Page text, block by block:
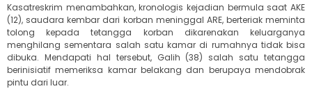
Kasatreskrim menambahkan, kronologis kejadian bermula saat AKE
(12), saudara kembar dari korban meninggal ARE, berteriak meminta
tolong kepada tetangga korban dikarenakan keluarganya
menghilang sementara salah satu kamar di rumahnya tidak bisa
dibuka. Mendapati hal tersebut, Galih (38) salah satu tetangga
berinisiatif memeriksa kamar belakang dan berupaya mendobrak
pintu dari luar.